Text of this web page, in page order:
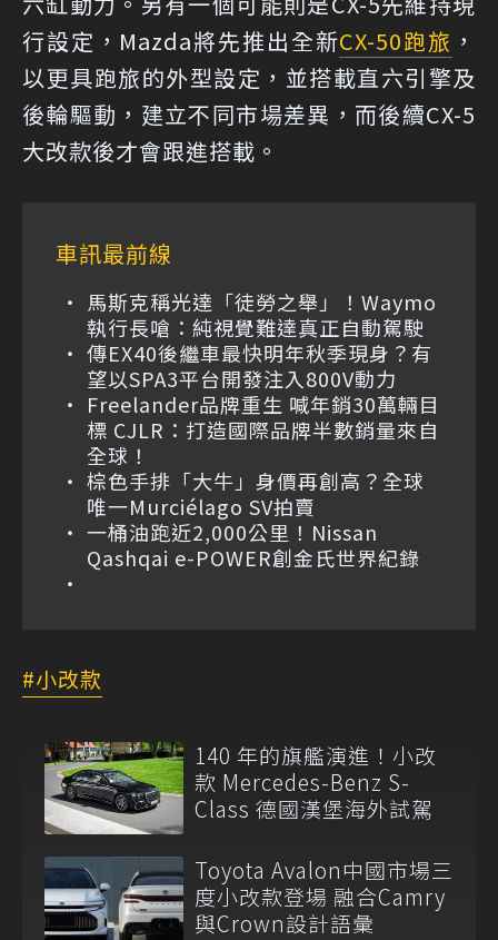
行設定，Mazda將先推出全新CX-50跑旅 ，
以更具跑旅的外型設定，並搭載直六引擎及
後輪驅動，建立不同市場差異，而後續CX-5
大改款後才會跟進搭載。
車訊最前線
馬斯克稱光達「徒勞之舉」！Waymo
執行長嗆：純視覺難達真正自動駕駛
傳EX40後繼車最快明年秋季現身？有
望以SPA3平台開發注入800V動力
Freelander品牌重生 喊年銷30萬輛目
標 CJLR：打造國際品牌半數銷量來自
全球！
棕色手排「大牛」身價再創高？全球
唯一Murciélago SV拍賣
一桶油跑近2,000公里！Nissan
Qashqai e-POWER創金氏世界紀錄
小改款
140 年的旗艦演進！小改
款 Mercedes-Benz S-
Class 德國漢堡海外試駕
Toyota Avalon中國市場三
度小改款登場 融合Camry
與Crown設計語彙